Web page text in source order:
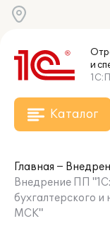
и
Каталог
Главная
Внедрение ПП
бухгалтерского
МСК"